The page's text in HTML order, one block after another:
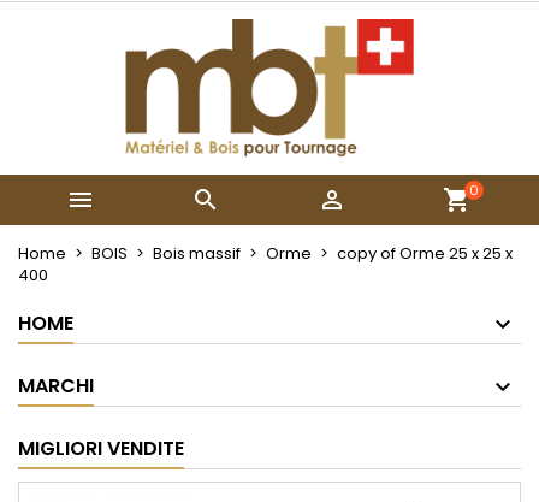
   0
Home BOIS Bois massif Orme
copy of Orme 25 x 25 x
400
HOME
MARCHI
MIGLIORI VENDITE
My wishlists
Crea lista dei desideri
Accedi
Devi avere effettuato l'accesso per salvare dei
prodotti nella tua lista dei desideri.
Annulla Accedi